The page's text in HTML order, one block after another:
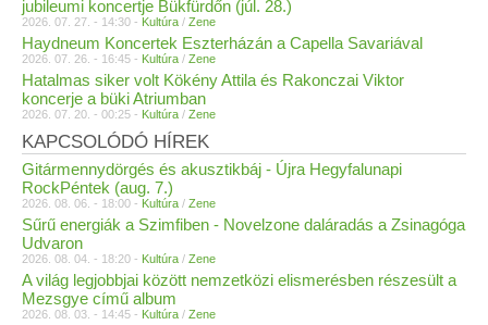
jubileumi koncertje Bükfürdőn (júl. 28.)
2026. 07. 27. - 14:30 - Kultúra / Zene
Haydneum Koncertek Eszterházán a Capella Savariával
2026. 07. 26. - 16:45 - Kultúra / Zene
Hatalmas siker volt Kökény Attila és Rakonczai Viktor
koncerje a büki Atriumban
2026. 07. 20. - 00:25 - Kultúra / Zene
KAPCSOLÓDÓ HÍREK
Gitármennydörgés és akusztikbáj - Újra Hegyfalunapi
RockPéntek (aug. 7.)
2026. 08. 06. - 18:00 - Kultúra / Zene
Sűrű energiák a Szimfiben - Novelzone daláradás a Zsinagóga
Udvaron
2026. 08. 04. - 18:20 - Kultúra / Zene
A világ legjobbjai között nemzetközi elismerésben részesült a
Mezsgye című album
2026. 08. 03. - 14:45 - Kultúra / Zene